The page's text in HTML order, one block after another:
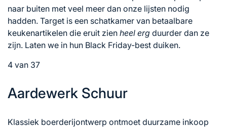
naar buiten met veel meer dan onze lijsten nodig
hadden. Target is een schatkamer van betaalbare
keukenartikelen die eruit zien heel erg duurder dan ze
zijn. Laten we in hun Black Friday-best duiken.
4 van 37
Aardewerk Schuur
Klassiek boerderijontwerp ontmoet duurzame inkoop